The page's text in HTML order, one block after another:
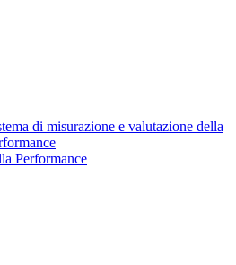
di misurazione e valutazione della
Performance